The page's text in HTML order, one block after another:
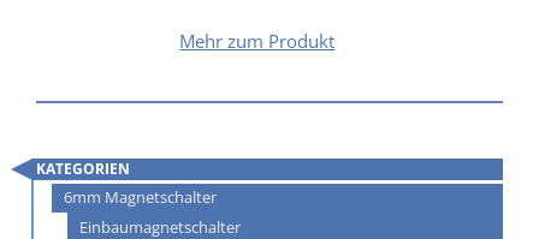
Mehr zum ProduktMagnetschalter
KATEGORIEN
Navigation
überspringen
6mm Magnetschalter
Einbaumagnetschalter